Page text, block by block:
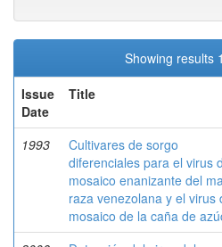
Showing results
Issue
Date
Title
1993
Cultivares de sorgo
diferenciales para el virus
mosaico enanizante del
raza venezolana y el virus
mosaico de la caña de